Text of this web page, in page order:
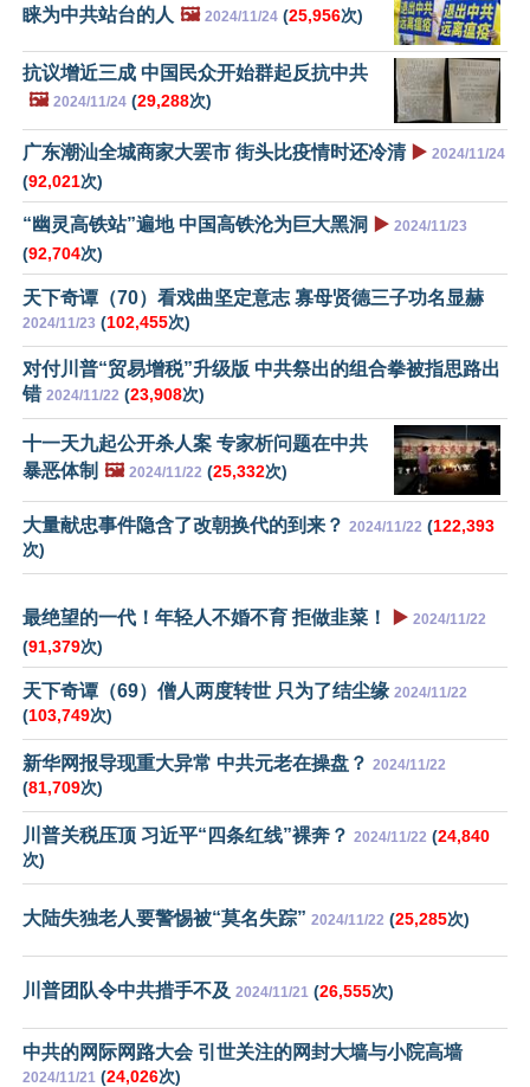
睐为中共站台的人 🖼️ 2024/11/24 (25,956次)
抗议增近三成 中国民众开始群起反抗中共
🖼️ 2024/11/24 (29,288次)
广东潮汕全城商家大罢市 街头比疫情时还冷清 ▶️ 2024/11/24
(92,021次)
“幽灵高铁站”遍地 中国高铁沦为巨大黑洞 ▶️ 2024/11/23
(92,704次)
天下奇谭（70）看戏曲坚定意志 寡母贤德三子功名显赫
2024/11/23 (102,455次)
对付川普“贸易增税”升级版 中共祭出的组合拳被指思路出
错 2024/11/22 (23,908次)
十一天九起公开杀人案 专家析问题在中共
暴恶体制 🖼️ 2024/11/22 (25,332次)
大量献忠事件隐含了改朝换代的到来？ 2024/11/22 (122,393
次)
最绝望的一代！年轻人不婚不育 拒做韭菜！ ▶️ 2024/11/22
(91,379次)
天下奇谭（69）僧人两度转世 只为了结尘缘 2024/11/22
(103,749次)
新华网报导现重大异常 中共元老在操盘？ 2024/11/22
(81,709次)
川普关税压顶 习近平“四条红线”裸奔？ 2024/11/22 (24,840
次)
大陆失独老人要警惕被“莫名失踪” 2024/11/22 (25,285次)
川普团队令中共措手不及 2024/11/21 (26,555次)
中共的网际网路大会 引世关注的网封大墙与小院高墙
2024/11/21 (24,026次)